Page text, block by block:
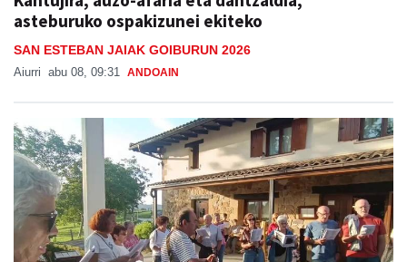
asteburuko ospakizunei ekiteko
SAN ESTEBAN JAIAK GOIBURUN 2026
Aiurri abu 08, 09:31 ANDOAIN